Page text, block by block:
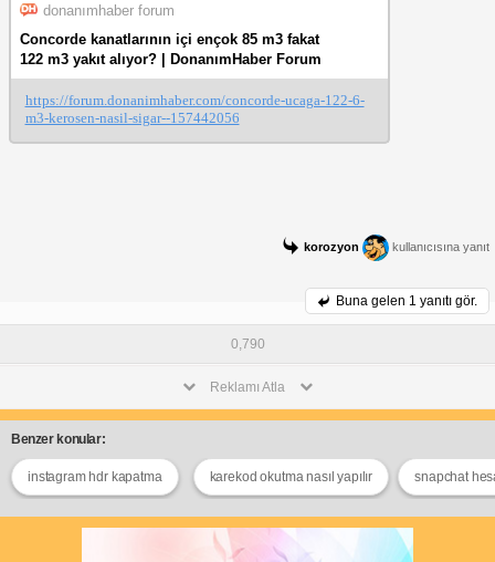
donanımhaber forum
Concorde kanatlarının içi ençok 85 m3 fakat
122 m3 yakıt alıyor? | DonanımHaber Forum
https://forum.donanimhaber.com/concorde-ucaga-122-6-
m3-kerosen-nasil-sigar--157442056
korozyon kullanıcısına yanıt
Buna gelen 1 yanıtı gör.
0,790
Reklamı Atla
Benzer konular:
instagram hdr kapatma karekod okutma nasıl yapılır snapchat